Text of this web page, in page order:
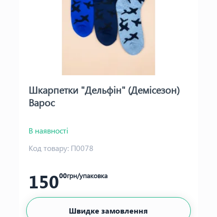
Шкарпетки "Дельфін" (Демісезон)
Варос
В наявності
Код товару: П0078
15000грн/упаковка
Швидке замовлення